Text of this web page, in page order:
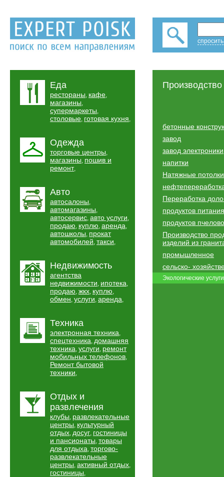
Еда
рестораны, кафе,
магазины,
супермаркеты,
столовые, готовая кухня,
Одежда
торговые центры,
магазины, пошив и
ремонт,
Авто
автосалоны,
автомагазины,
автосервис, авто услуги,
продаю, куплю, аренда,
автошколы, прокат
автомобилей, такси,
Недвижимость
агентства
недвижимости, ипотека,
продаю, жкх, куплю,
обмен, услуги, аренда,
Техника
электронная техника,
спецтехника, домашняя
техника, услуги, ремонт
мобильных телефонов,
Ремонт бытовой
техники,
Отдых и
развлечения
клубы, развлекательные
центры, культурный
отдых, досуг, гостиницы
и пансионаты, товары
для отдыха, торгово-
развлекательные
центры, активный отдых,
гостиницы,
Производство
бетонные
завод
завод электроники
напитки
Натяжные потолки
Переработка
продуктов питания
продуктов
Производство
изделий из
промышленное
сельско-
Экологические услуги